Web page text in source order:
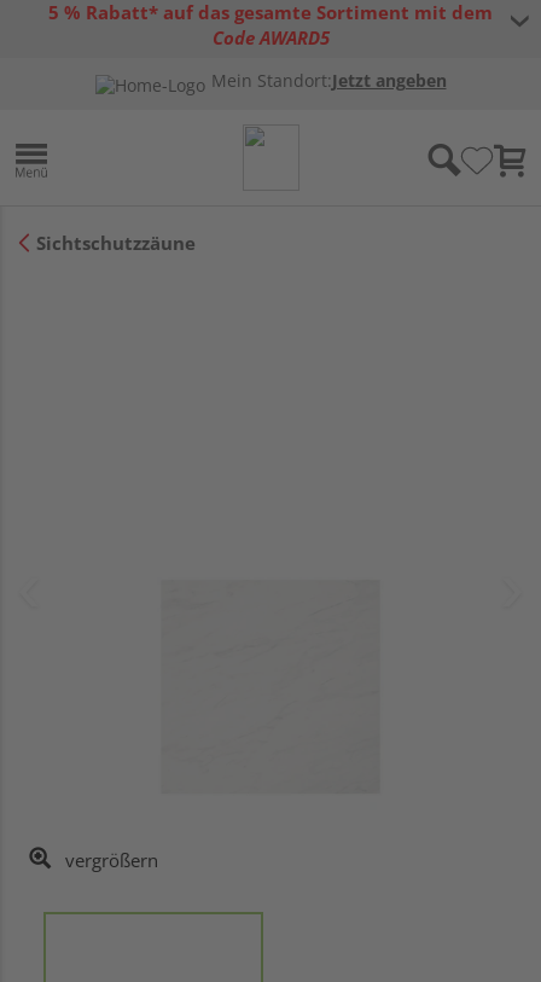
5 % Rabatt* auf das gesamte Sortiment mit dem
Code AWARD5
Gutscheinbedingungen
Mein Standort:Jetzt angeben
Sichtschutzzäune
vergrößern